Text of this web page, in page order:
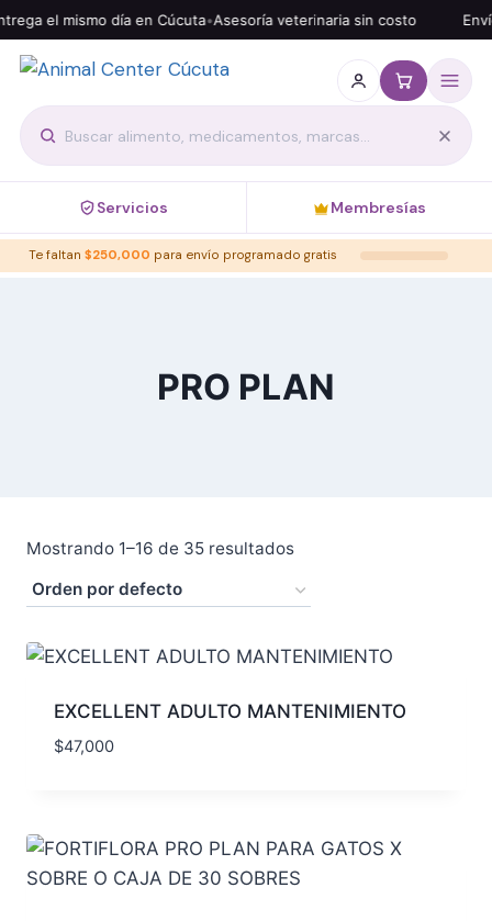
el mismo día en Cúcuta•Asesoría veterinaria sin costo
Servicios Membresías
Te faltan $250,000 para envío programado gratis
PRO PLAN
Mostrando 1–16 de 35 resultados
EXCELLENT ADULTO MANTENIMIENTO
$47,000